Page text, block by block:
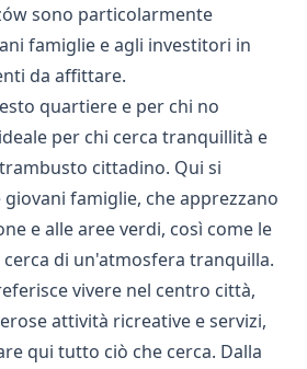
sono particolarmente
famiglie e agli investitori in
da affittare.
quartiere e per chi no
per chi cerca tranquillità e
cittadino. Qui si
famiglie, che apprezzano
e alle aree verdi, così come le
di un'atmosfera tranquilla.
vivere nel centro città,
attività ricreative e servizi,
qui tutto ciò che cerca. Dalla